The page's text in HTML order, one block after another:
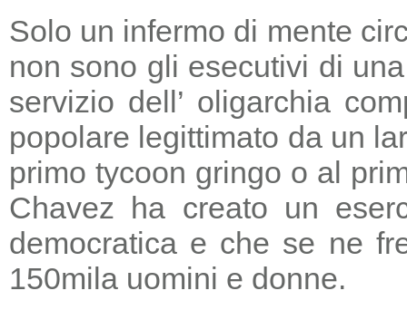
Solo un infermo di mente
non sono gli esecutivi di
servizio dell’ oligarchia
popolare legittimato da un
primo tycoon gringo o al
Chavez ha creato un
democratica e che se ne
150mila uomini e donne.